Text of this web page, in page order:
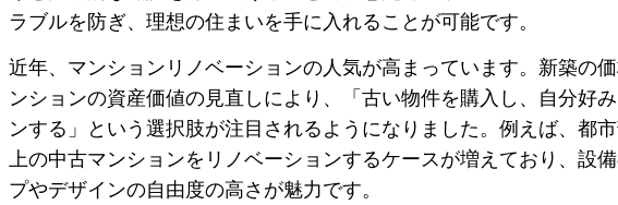
ラブルを防ぎ、理想の住まいを手に入れることが可能です。
近年、マンションリノベーションの人気が高まっています。新築の
ンションの資産価値の見直しにより、「古い物件を購入し、自分好
ンする」という選択肢が注目されるようになりました。例えば、都
上の中古マンションをリノベーションするケースが増えており、設
プやデザインの自由度の高さが魅力です。